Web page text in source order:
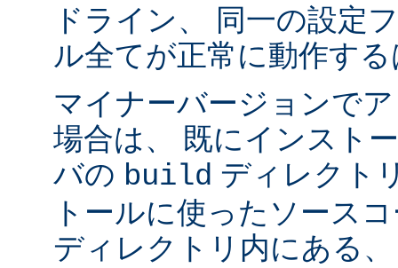
ドライン、 同一の設定
ル全てが正常に動作す
マイナーバージョンで
場合は、 既にインスト
バの build ディレクト
トールに使ったソース
ディレクトリ内にある